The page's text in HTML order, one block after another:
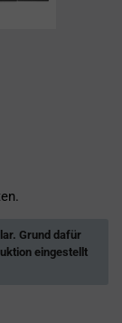
Grund dafür
eingestellt